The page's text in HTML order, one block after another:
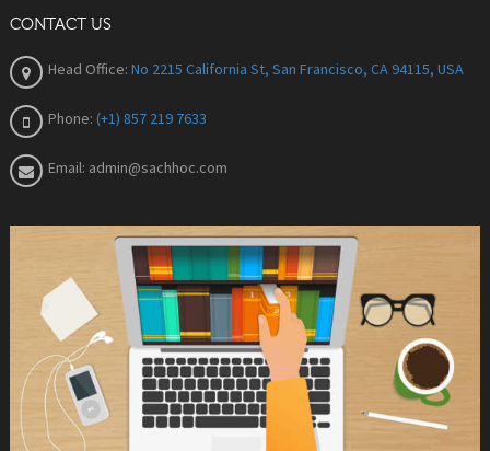
CONTACT US
Head Office: No 2215 California St, San Francisco, CA 94115, USA
Phone: (+1) 857 219 7633
Email: admin@sachhoc.com